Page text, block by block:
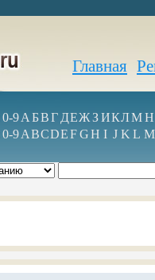
Главная
0-9А БВГ ДЕЖ З ИКЛМН
0-9ABCDEFGH I J K L M